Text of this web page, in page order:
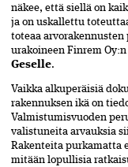
näkee, että siellä on
ja on uskallettu
toteaa
urakoineen Finrem
Geselle.
Vaikka alkuperäisiä
rakennuksen ikä on
Valmistumisvuoden
valistuneita arvauksia
Rakenteita purkamatta
mitään lopullisia